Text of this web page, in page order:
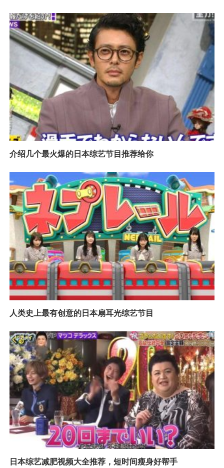
介绍几个最火爆的日本综艺节目推荐给你
人类史上最有创意的日本扇耳光综艺节目
日本综艺减肥视频大全推荐，短时间瘦身好帮手